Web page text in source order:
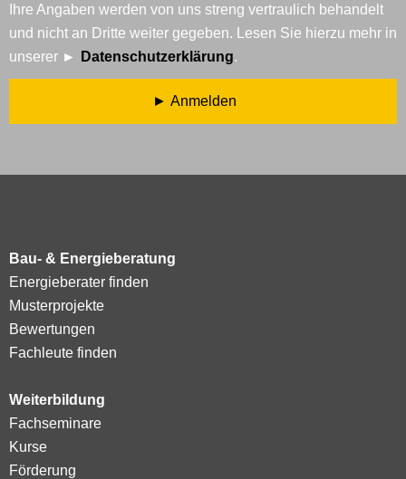
Ihre Angaben werden von uns streng vertraulich behandelt
und nicht an Dritte weiter gegeben. Lesen Sie hierzu mehr in
unserer
Datenschutzerklärung.
Anmelden
Bau- & Energieberatung
Energieberater finden
Musterprojekte
Bewertungen
Fachleute finden
Weiterbildung
Fachseminare
Kurse
Förderung